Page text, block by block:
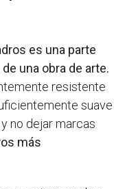
es una parte
una obra de arte.
resistente
suave
no dejar marcas
más